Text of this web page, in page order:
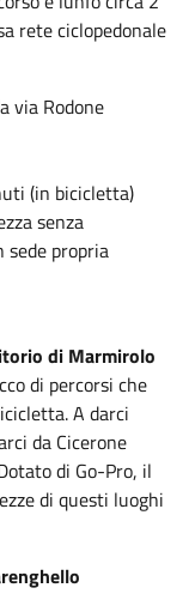
rete ciclopedonale
via Rodone
(in bicicletta)
senza
propria
di Marmirolo
di percorsi che
A darci
da Cicerone
di Go-Pro, il
di questi luoghi